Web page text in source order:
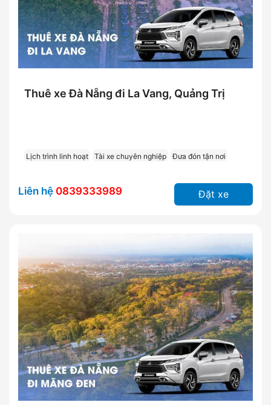
Thuê xe Đà Nẵng đi La Vang, Quảng Trị
Lịch trình linh hoạt Tài xe chuyên nghiệp Đưa đón tận nơi
Liên hệ 0839333989 Đặt xe